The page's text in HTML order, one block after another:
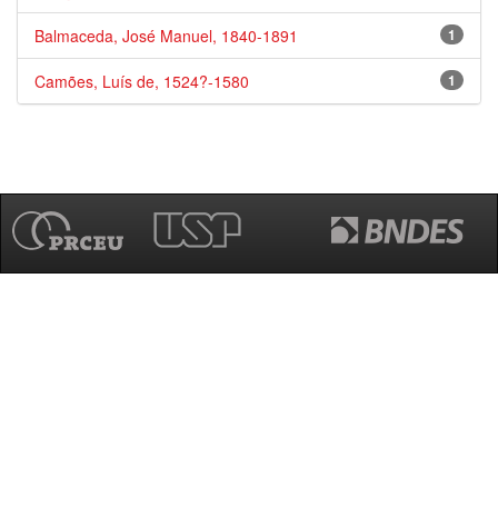
1
Balmaceda, José Manuel, 1840-1891
1
Camões, Luís de, 1524?-1580